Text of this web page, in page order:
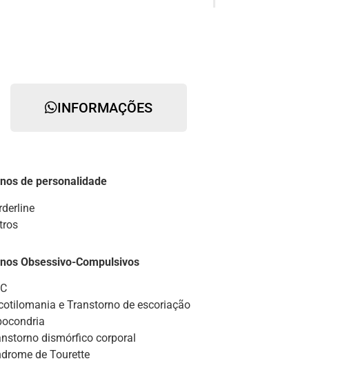
INFORMAÇÕES
de personalidade
Obsessivo-Compulsivos
e Transtorno de escoriação
dismórfico corporal
de Tourette